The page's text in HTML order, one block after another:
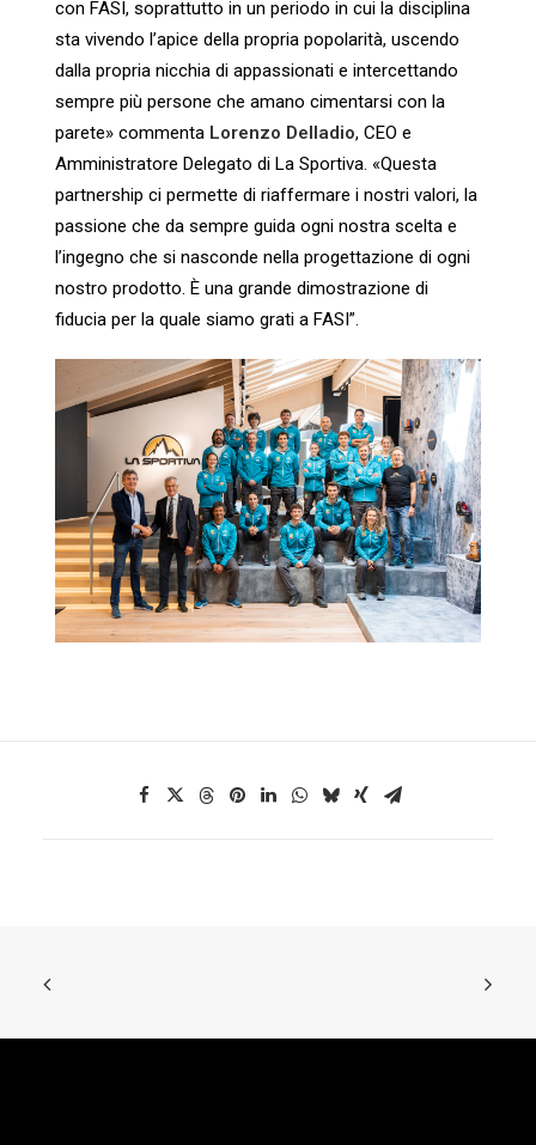
con FASI, soprattutto in un periodo in cui la disciplina
sta vivendo l’apice della propria popolarità, uscendo
dalla propria nicchia di appassionati e intercettando
sempre più persone che amano cimentarsi con la
parete» commenta Lorenzo Delladio, CEO e
Amministratore Delegato di La Sportiva. «Questa
partnership ci permette di riaffermare i nostri valori, la
passione che da sempre guida ogni nostra scelta e
l’ingegno che si nasconde nella progettazione di ogni
nostro prodotto. È una grande dimostrazione di
fiducia per la quale siamo grati a FASI”.